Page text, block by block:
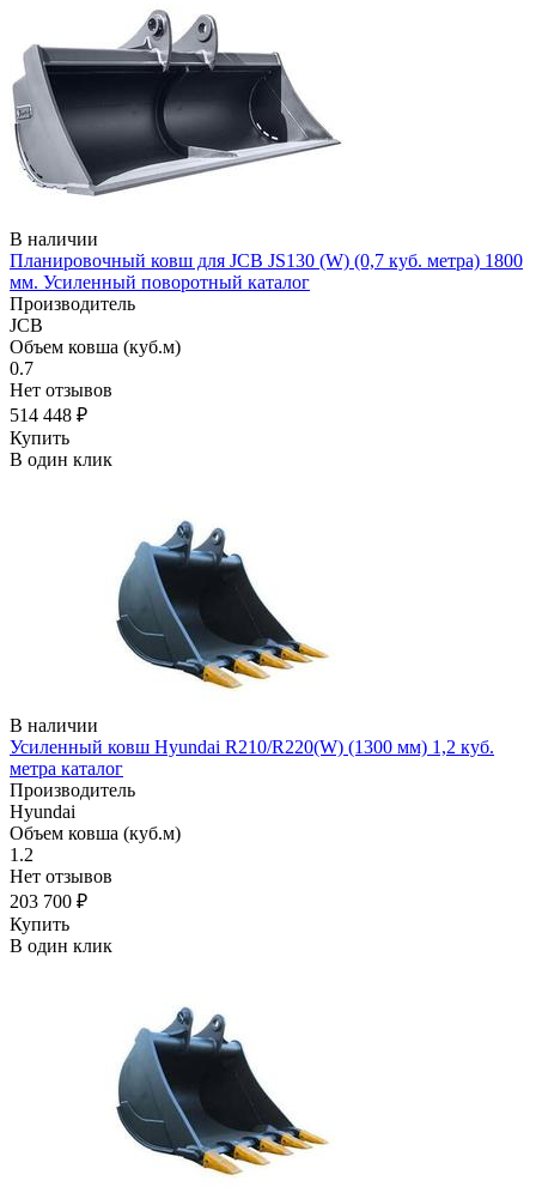
В наличии
Планировочный ковш для JCB JS130 (W) (0,7 куб. метра) 1800
мм. Усиленный поворотный каталог
Производитель
JCB
Объем ковша (куб.м)
0.7
Нет отзывов
514 448 ₽
Купить
В один клик
В наличии
Усиленный ковш Hyundai R210/R220(W) (1300 мм) 1,2 куб.
метра каталог
Производитель
Hyundai
Объем ковша (куб.м)
1.2
Нет отзывов
203 700 ₽
Купить
В один клик